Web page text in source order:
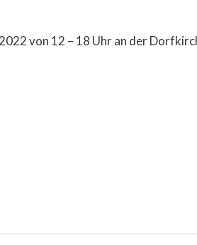
von 12 – 18 Uhr an der